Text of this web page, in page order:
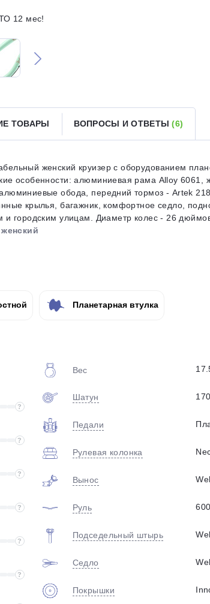
12 мес!
ТОВАРЫ ВОПРОСЫ И ОТВЕТЫ(6)
женский круизер с оборудованием
особенности: алюминиевая рама Alloy 6061,
обода, передний тормоз - Artek
крылья, багажник, комфортное седло,
и городским улицам. Диаметр колес - 26
женский
Планетарная втулка
?
?
?
?
?
?
Вес
Шатун
Педали
Рулевая колонка
Вынос
Руль
Подседельный штырь
Седло
Покрышки
только
банка
Плайтом
раз в 2
вопросы?